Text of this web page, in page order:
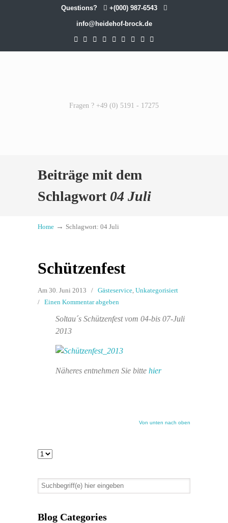
Questions? +(000) 987-6543
info@heidehof-brock.de
Fragen ? +49 (0) 5191 - 17275
Beiträge mit dem
Schlagwort 04 Juli
Home → Schlagwort: 04 Juli
Schützenfest
Am 30. Juni 2013 / Gästeservice, Unkategorisiert
/ Einen Kommentar abgeben
Soltau´s Schützenfest vom 04-bis 07-Juli
2013
Näheres entnehmen Sie bitte hier
Von unten nach oben
Blog Categories